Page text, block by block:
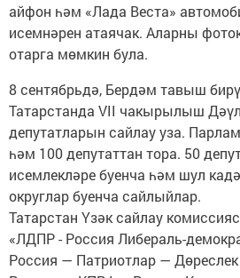
айфон һәм «Лада Веста»
исемнәрен атаячак. Аларны
отарга мөмкин була.
8 сентябрьдә, Бердәм тавыш
Татарстанда VII чакырылыш
депутатларын сайлау уза.
һәм 100 депутаттан тора. 50
исемлекләре буенча һәм шул
округлар буенча сайлыйлар.
Татарстан Үзәк сайлау
«ЛДПР - Россия Либераль-
Россия — Патриотлар —